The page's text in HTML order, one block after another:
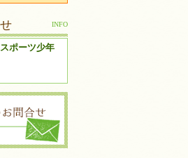
INFO
ポーツ少年